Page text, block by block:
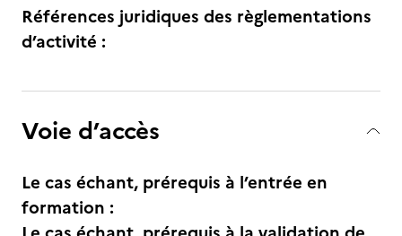
Références juridiques des règlementations
d’activité :
Voie d’accès
Le cas échant, prérequis à l’entrée en
formation :